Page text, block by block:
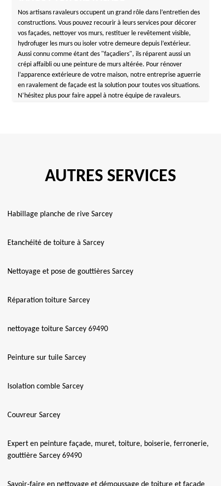
Nos artisans ravaleurs occupent un grand rôle dans l’entretien des
constructions. Vous pouvez recourir à leurs services pour décorer
vos façades, nettoyer vos murs, restituer le revêtement visible,
hydrofuger les murs ou isoler votre demeure depuis l’extérieur.
Aussi connu comme étant des "façadiers", ils réparent aussi un
crépi affaibli ou une peinture de murs altérée. Pour rénover
l’apparence extérieure de votre maison, notre entreprise aguerrie
en ravalement de façade est la solution pour toutes vos situations.
N’hésitez plus pour faire appel à notre équipe de ravaleurs.
AUTRES SERVICES
Habillage planche de rive Sarcey
Etanchéité de toiture à Sarcey
Nettoyage et pose de gouttières Sarcey
Réparation toiture Sarcey
nettoyage toiture Sarcey 69490
Peinture sur tuile Sarcey
Isolation comble Sarcey
Couvreur Sarcey
Expert en peinture façade, muret, toiture, boiserie, ferronerie,
gouttière Sarcey 69490